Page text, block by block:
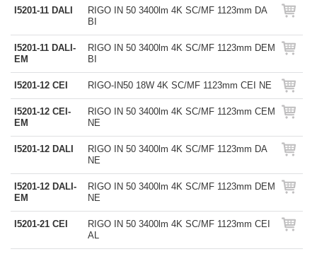
I5201-11 DALI
RIGO IN 50 3400lm 4K SC/MF 1123mm DA
BI
I5201-11 DALI-
EM
RIGO IN 50 3400lm 4K SC/MF 1123mm DEM
BI
I5201-12 CEI RIGO-IN50 18W 4K SC/MF 1123mm CEI NE
I5201-12 CEI-
EM
RIGO IN 50 3400lm 4K SC/MF 1123mm CEM
NE
I5201-12 DALI
RIGO IN 50 3400lm 4K SC/MF 1123mm DA
NE
I5201-12 DALI-
EM
RIGO IN 50 3400lm 4K SC/MF 1123mm DEM
NE
I5201-21 CEI
RIGO IN 50 3400lm 4K SC/MF 1123mm CEI
AL